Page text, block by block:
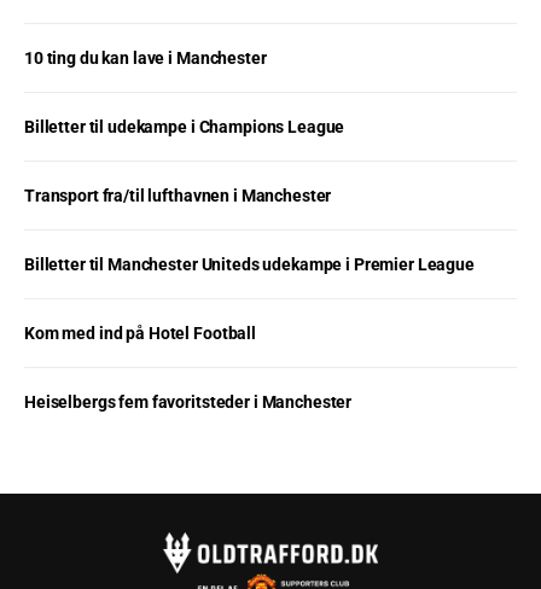
10 ting du kan lave i Manchester
Billetter til udekampe i Champions League
Transport fra/til lufthavnen i Manchester
Billetter til Manchester Uniteds udekampe i Premier League
Kom med ind på Hotel Football
Heiselbergs fem favoritsteder i Manchester